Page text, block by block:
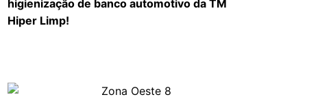
higienização de banco automotivo da TM
Hiper Limp!